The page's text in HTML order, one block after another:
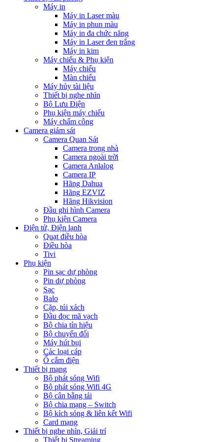
Máy in
Máy in Laser màu
Máy in phun màu
Máy in đa chức năng
Máy in Laser đen trắng
Máy in kim
Máy chiếu & Phụ kiện
Máy chiếu
Màn chiếu
Máy hủy tài liệu
Thiết bị nghe nhìn
Bộ Lưu Điện
Phụ kiện máy chiếu
Máy chấm công
Camera giám sát
Camera Quan Sát
Camera trong nhà
Camera ngoài trời
Camera Anlalog
Camera IP
Hãng Dahua
Hãng EZVIZ
Hãng Hikvision
Đầu ghi hình Camera
Phụ kiện Camera
Điện tử, Điện lạnh
Quạt điều hòa
Điều hòa
Tivi
Phụ kiện
Pin sạc dự phòng
Pin dự phòng
Sạc
Balo
Cặp, túi xách
Đầu đọc mã vạch
Bộ chia tín hiệu
Bộ chuyển đổi
Máy hút bụi
Các loại cáp
Ổ cắm điện
Thiết bị mạng
Bộ phát sóng Wifi
Bộ phát sóng Wifi 4G
Bộ cân bằng tải
Bộ chia mạng – Switch
Bộ kích sóng & liên kết Wifi
Card mạng
Thiết bị nghe nhìn, Giải trí
Thiết bị Streaming